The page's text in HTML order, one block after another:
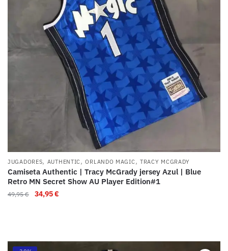
JUGADORES, AUTHENTIC,ORLANDO MAGIC, TRACY MCGRADY
Camiseta Authentic | Tracy McGrady jersey Azul | Blue
Retro MN Secret Show AU Player Edition#1
49,95€ 34,95€